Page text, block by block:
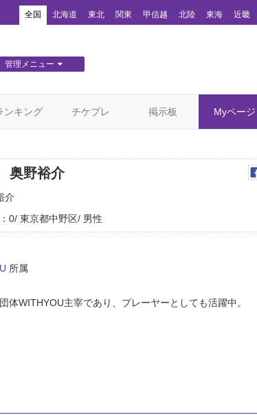
全国 北海道 東北 関東 甲信越 北陸 東海 近畿
管理メニュー
ンキング チケプレ 掲示板 Myページ
奥野裕介
介
0 東京都中野区 男性
所属
体WITHYOU主宰であり、プレーヤーとしても活躍中。